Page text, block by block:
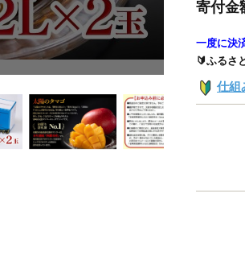
寄付金
一度に決
🔰ふるさ
仕組